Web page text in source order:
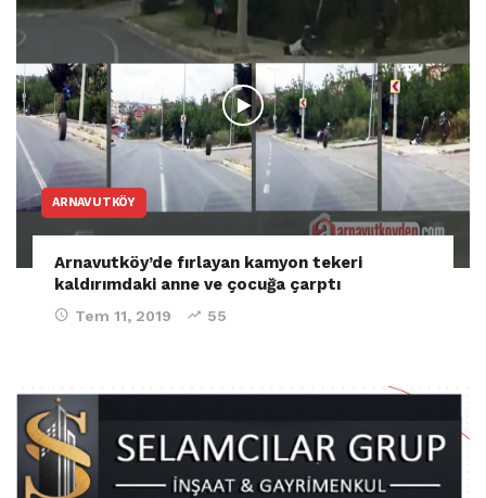
ARNAVUTKÖY
Arnavutköy’de fırlayan kamyon tekeri
kaldırımdaki anne ve çocuğa çarptı
Tem 11, 2019 55